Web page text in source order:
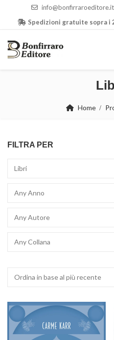
info@bonfirraroeditore.it
Spedizioni gratuite sopra i
Home
FILTRA PER
Libri
Any Anno
Any Autore
Any Collana
Ordina in base al più recente